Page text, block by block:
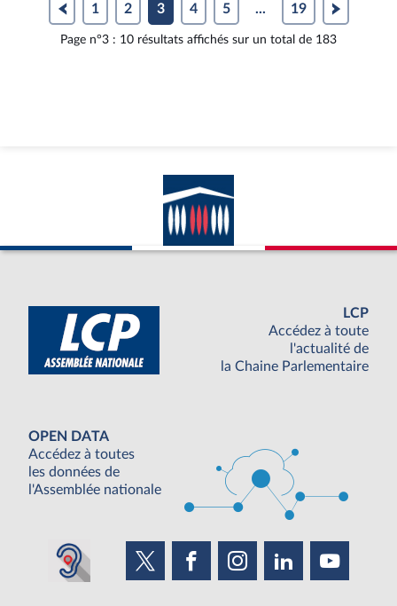
1 2 3 4 5 ... 19
Page n°3 : 10 résultats affichés sur un total de 183
LCP
Accédez à toute
l'actualité de
la Chaine Parlementaire
OPEN DATA
Accédez à toutes
les données de
l'Assemblée nationale